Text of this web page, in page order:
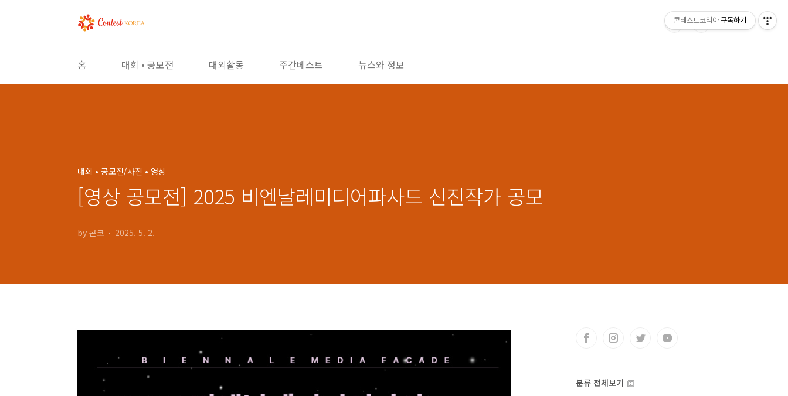
홈 대회 • 공모전 대외활동 주간베스트 뉴스와 정보
대회 • 공모전/사진 • 영상
[영상 공모전] 2025 비엔날레미디어파사드 신진작가 공모
by 콘코 2025. 5. 2.
분류 전체보기
콘테스트코리아 구독하기